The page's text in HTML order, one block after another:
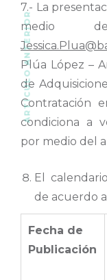
7.- La
medio
Plúa López –
de
Contratación
condiciona a
por medio del
El
de acuerdo
Fecha de
Publicación
ARTÍCULO ANTERIOR